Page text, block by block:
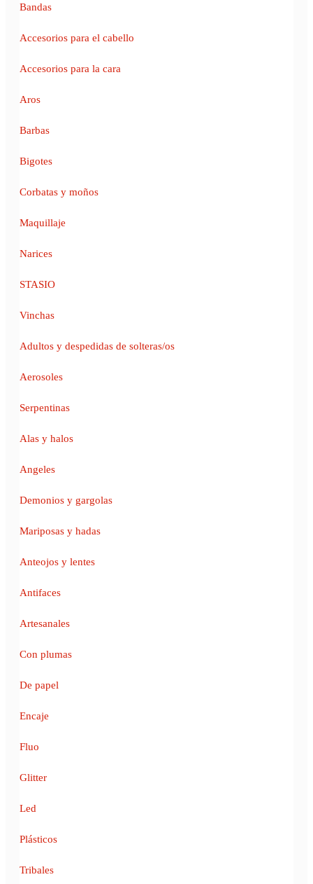
Bandas
Accesorios para el cabello
Accesorios para la cara
Aros
Barbas
Bigotes
Corbatas y moños
Maquillaje
Narices
STASIO
Vinchas
Adultos y despedidas de solteras/os
Aerosoles
Serpentinas
Alas y halos
Angeles
Demonios y gargolas
Mariposas y hadas
Anteojos y lentes
Antifaces
Artesanales
Con plumas
De papel
Encaje
Fluo
Glitter
Led
Plásticos
Tribales